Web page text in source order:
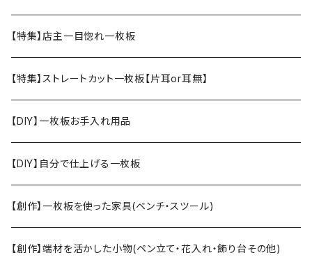
【特集】店主一目惚れ一枚板
【特集】ストレートカット一枚板【片耳or耳無】
【DIY】一枚板お手入れ用品
【DIY】自分で仕上げる一枚板
【創作】一枚板を使った家具(ベンチ・スツール)
【創作】端材を活かした小物(ペン立て・花入れ・飾り台その他)